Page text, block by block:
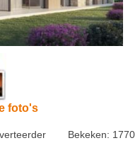
foto's
Bekeken: 1770